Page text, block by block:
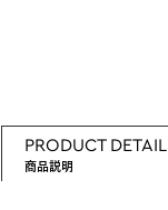
PRODUCT DETAIL
商品説明